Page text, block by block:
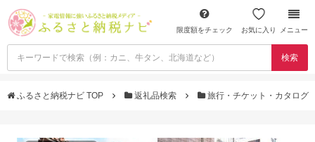
限度額をチェック お気に入り メニュー
検索
ふるさと納税ナビ TOP 返礼品検索 旅行・チケット・カタログ